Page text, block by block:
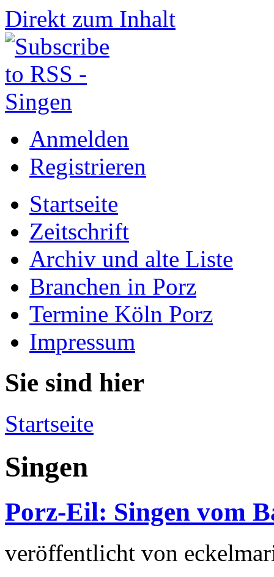
Direkt zum Inhalt
Anmelden
Registrieren
Startseite
Zeitschrift
Archiv und alte Liste
Branchen in Porz
Termine Köln Porz
Impressum
Sie sind hier
Startseite
Singen
Porz-Eil: Singen vom
veröffentlicht von